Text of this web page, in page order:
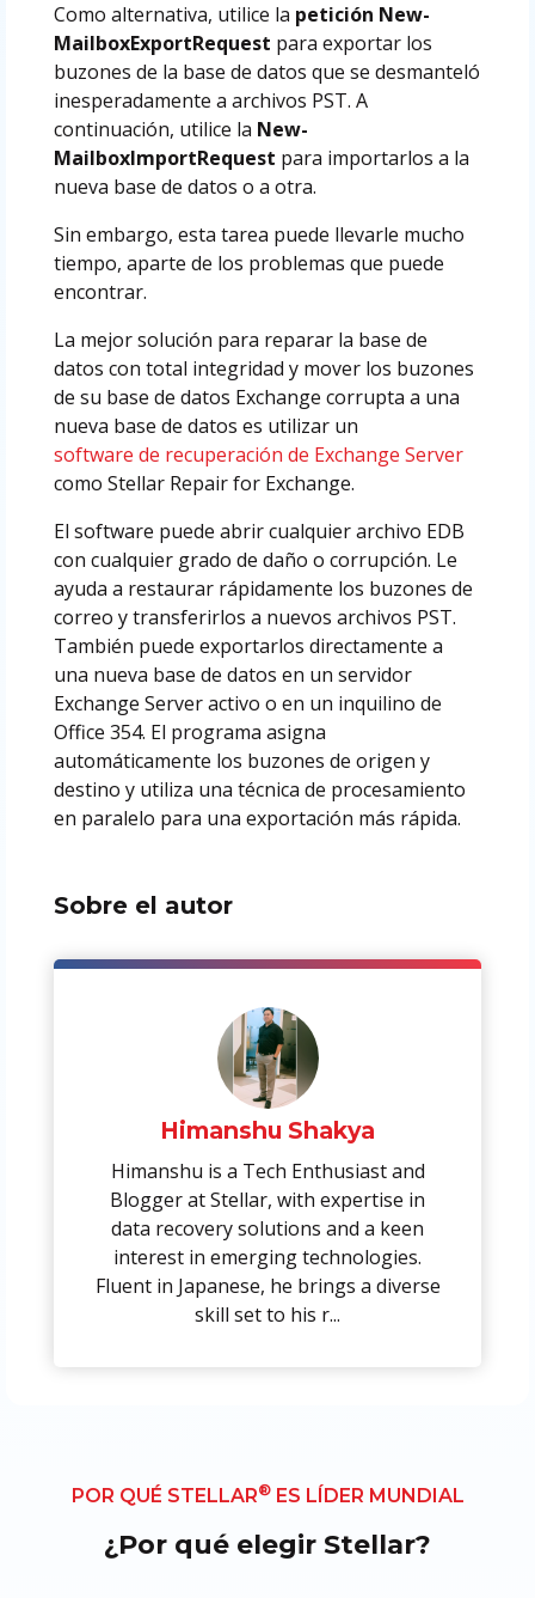
Como alternativa, utilice la petición New-
MailboxExportRequest para exportar los
buzones de la base de datos que se desmanteló
inesperadamente a archivos PST. A
continuación, utilice la New-
MailboxImportRequest para importarlos a la
nueva base de datos o a otra.
Sin embargo, esta tarea puede llevarle mucho
tiempo, aparte de los problemas que puede
encontrar.
La mejor solución para reparar la base de
datos con total integridad y mover los buzones
de su base de datos Exchange corrupta a una
nueva base de datos es utilizar un
software de recuperación de Exchange Server
como Stellar Repair for Exchange.
El software puede abrir cualquier archivo EDB
con cualquier grado de daño o corrupción. Le
ayuda a restaurar rápidamente los buzones de
correo y transferirlos a nuevos archivos PST.
También puede exportarlos directamente a
una nueva base de datos en un servidor
Exchange Server activo o en un inquilino de
Office 354. El programa asigna
automáticamente los buzones de origen y
destino y utiliza una técnica de procesamiento
en paralelo para una exportación más rápida.
Sobre el autor
Himanshu Shakya
Himanshu is a Tech Enthusiast and
Blogger at Stellar, with expertise in
data recovery solutions and a keen
interest in emerging technologies.
Fluent in Japanese, he brings a diverse
skill set to his r...
POR QUÉ STELLAR®ES LÍDER MUNDIAL
¿Por qué elegir Stellar?